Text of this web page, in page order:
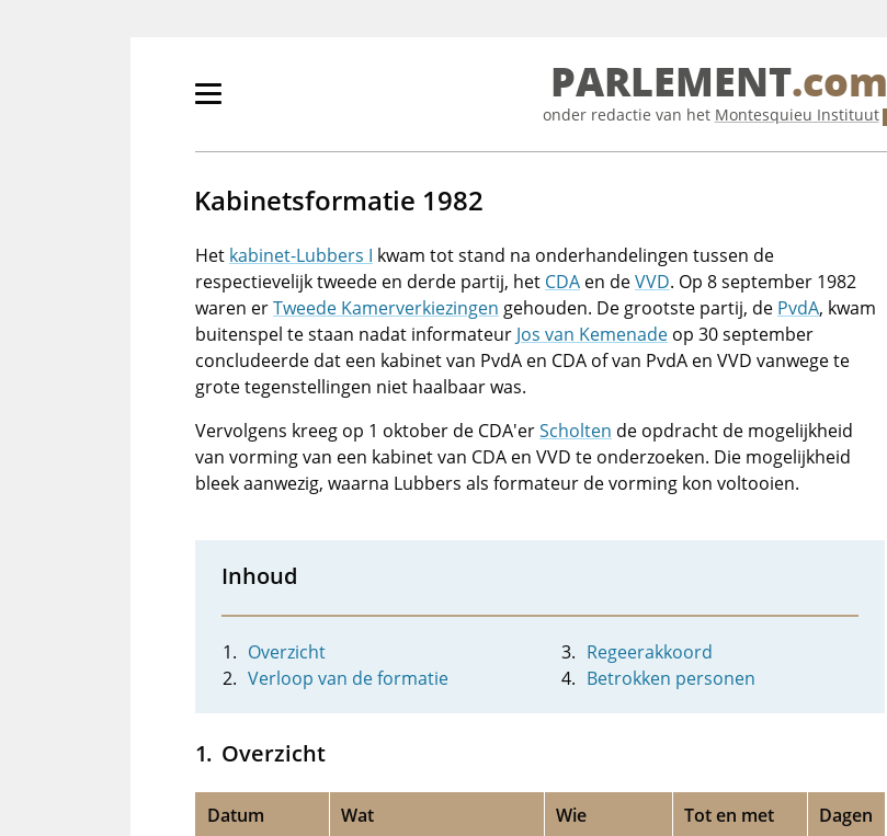
Primair
tonen/verbergen
PARLEMENT.com
onder redactie van het Montesquieu Instituut
Kabinetsformatie 1982
Het kabinet-Lubbers I kwam tot stand na onderhandelingen tussen de
respectievelijk tweede en derde partij, het CDA en deVVD. Op 8 september 1982
waren erTweede Kamerverkiezingen gehouden. De grootste partij, de PvdA, kwam
buitenspel te staan nadat informateur Jos van Kemenade op 30 september
concludeerde dat een kabinet van PvdA en CDA of van PvdA en VVD vanwege te
grote tegenstellingen niet haalbaar was.
Vervolgens kreeg op 1 oktober de CDA'erScholten de opdracht de mogelijkheid
van vorming van een kabinet van CDA en VVD te onderzoeken. Die mogelijkheid
bleek aanwezig, waarna Lubbers als formateur de vorming kon voltooien.
Inhoud
Overzicht
Verloop van de formatie
Regeerakkoord
Betrokken personen
Overzicht
Datum Wat Wie Tot en met
Dagen